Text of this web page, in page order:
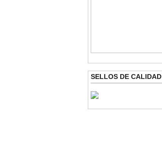
SELLOS DE CALIDAD